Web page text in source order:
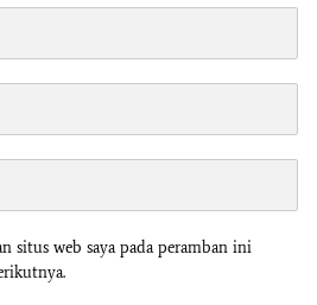
situs web saya pada peramban ini